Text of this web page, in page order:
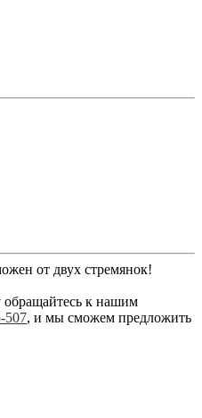
от двух стремянок!
обращайтесь к нашим
507, и мы сможем предложить